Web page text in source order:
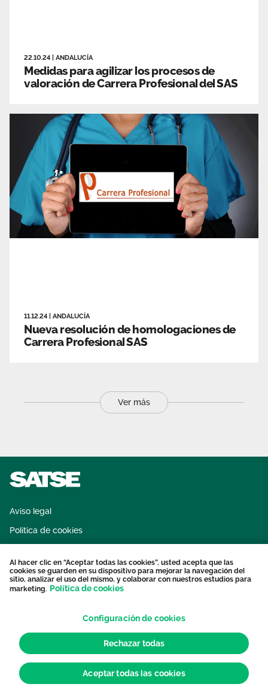
22.10.24 ANDALUCÍA
Medidas para agilizar los procesos de
valoración de Carrera Profesional del SAS
11.12.24 ANDALUCÍA
Nueva resolución de homologaciones de
Carrera Profesional SAS
Ver más
Aviso legal
Política de cookies
Protección datos personales
Contacto
© 2026 Sindicato de Enfermería. Todos los derechos reservados.
Al hacer clic en “Aceptar todas las cookies”, usted acepta que las
cookies se guarden en su dispositivo para mejorar la navegación del
sitio, analizar el uso del mismo, y colaborar con nuestros estudios para
marketing. Política de cookies
Configuración de cookies
Rechazar todas
Aceptar todas las cookies